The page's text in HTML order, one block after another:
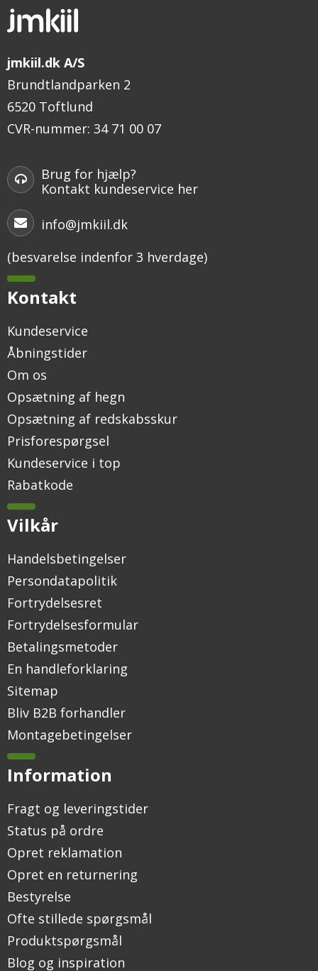
jmkiil.dk A/S
Brundtlandparken 2
6520 Toftlund
CVR-nummer: 34 71 00 07
Brug for hjælp?
Kontakt kundeservice her
info@jmkiil.dk
(besvarelse indenfor 3 hverdage)
Kontakt
Kundeservice
Åbningstider
Om os
Opsætning af hegn
Opsætning af redskabsskur
Prisforespørgsel
Kundeservice i top
Rabatkode
Vilkår
Handelsbetingelser
Persondatapolitik
Fortrydelsesret
Fortrydelsesformular
Betalingsmetoder
En handleforklaring
Sitemap
Bliv B2B forhandler
Montagebetingelser
Information
Fragt og leveringstider
Status på ordre
Opret reklamation
Opret en returnering
Bestyrelse
Ofte stillede spørgsmål
Produktspørgsmål
Blog og inspiration